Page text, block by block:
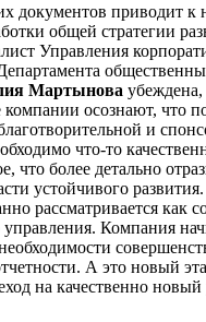
документов приводит к
общей стратегии
Управления
Мартынова
осознают, что
и
что-то
что более детально
устойчивого
рассматривается как
управления. Компания
А это новый
на качественно новый